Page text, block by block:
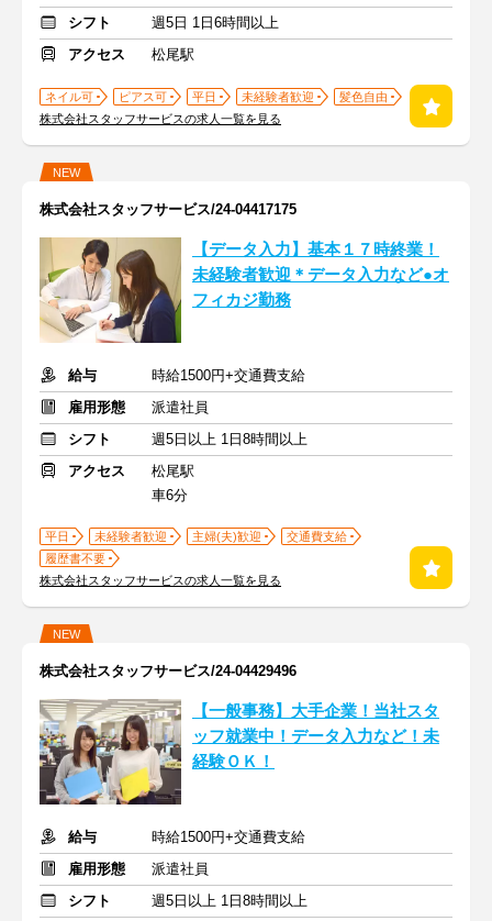
シフト
週5日 1日6時間以上
アクセス
松尾駅
ネイル可 ピアス可 平日 未経験者歓迎
髪色自由
株式会社スタッフサービスの求人一覧を見る
NEW
株式会社スタッフサービス/24-04417175
【データ入力】基本１７時終業！
未経験者歓迎＊データ入力など●オ
フィカジ勤務
給与
時給1500円+交通費支給
雇用形態
派遣社員
シフト
週5日以上 1日8時間以上
アクセス
松尾駅
車6分
平日 未経験者歓迎 主婦(夫)歓迎
交通費支給
履歴書不要
株式会社スタッフサービスの求人一覧を見る
NEW
株式会社スタッフサービス/24-04429496
【一般事務】大手企業！当社スタ
ッフ就業中！データ入力など！未
経験ＯＫ！
給与
時給1500円+交通費支給
雇用形態
派遣社員
シフト
週5日以上 1日8時間以上